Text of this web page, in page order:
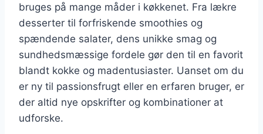
bruges på mange måder i køkkenet. Fra lækre
desserter til forfriskende smoothies og
spændende salater, dens unikke smag og
sundhedsmæssige fordele gør den til en favorit
blandt kokke og madentusiaster. Uanset om du
er ny til passionsfrugt eller en erfaren bruger, er
der altid nye opskrifter og kombinationer at
udforske.